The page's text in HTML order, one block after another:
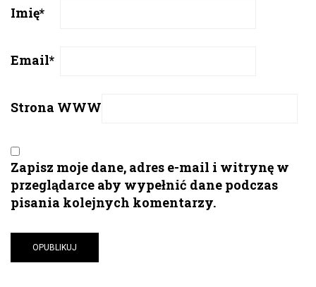
Imię*
Email*
Strona WWW
Zapisz moje dane, adres e-mail i witrynę w
przeglądarce aby wypełnić dane podczas
pisania kolejnych komentarzy.